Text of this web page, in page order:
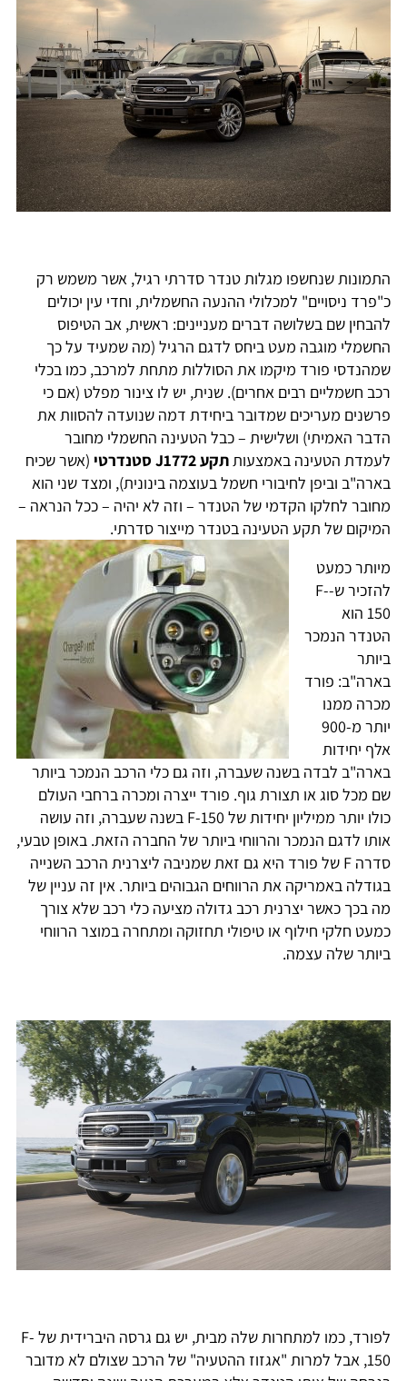
התמונות שנחשפו מגלות טנדר סדרתי רגיל, אשר משמש רק
כ"פרד ניסויים" למכלולי ההנעה החשמלית, וחדי עין יכולים
להבחין שם בשלושה דברים מעניינים: ראשית, אב הטיפוס
החשמלי מוגבה מעט ביחס לדגם הרגיל (מה שמעיד על כך
שמהנדסי פורד מיקמו את הסוללות מתחת למרכב, כמו בכלי
רכב חשמליים רבים אחרים). שנית, יש לו צינור מפלט (אם כי
פרשנים מעריכים שמדובר ביחידת דמה שנועדה להסוות את
הדבר האמיתי) ושלישית – כבל הטעינה החשמלי מחובר
לעמדת הטעינה באמצעותתקע J1772 סטנדרטי
(אשר שכיח
בארה"ב וביפן לחיבורי חשמל בעוצמה בינונית), ומצד שני הוא
מחובר לחלקו הקדמי של הטנדר – וזה לא יהיה – ככל הנראה –
המיקום של תקע הטעינה בטנדר מייצור סדרתי.
מיותר כמעט
להזכיר ש-F-
150 הוא
הטנדר הנמכר
ביותר
בארה"ב: פורד
מכרה ממנו
יותר מ-900
אלף יחידות
בארה"ב לבדה בשנה שעברה, וזה גם כלי הרכב הנמכר ביותר
שם מכל סוג או תצורת גוף. פורד ייצרה ומכרה ברחבי העולם
כולו יותר ממיליון יחידות של F-150 בשנה שעברה, וזה עושה
אותו לדגם הנמכר והרווחי ביותר של החברה הזאת. באופן טבעי,
סדרה F של פורד היא גם זאת שמניבה ליצרנית הרכב השנייה
בגודלה באמריקה את הרווחים הגבוהים ביותר. אין זה עניין של
מה בכך כאשר יצרנית רכב גדולה מציעה כלי רכב שלא צורך
כמעט חלקי חילוף או טיפולי תחזוקה ומתחרה במוצר הרווחי
ביותר שלה עצמה.
לפורד, כמו למתחרות שלה מבית, יש גם גרסה היברידית של F-
150, אבל למרות "אגזוז ההטעיה" של הרכב שצולם לא מדובר